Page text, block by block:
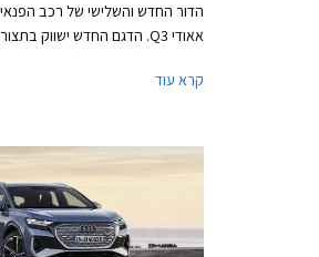
הדור החדש והשלישי של רכב
קרא עוד